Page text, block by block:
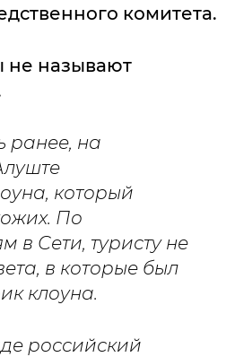
комитета.
не называют
ранее, на
который
По
в Сети, туристу не
в которые был
клоуна.
российский